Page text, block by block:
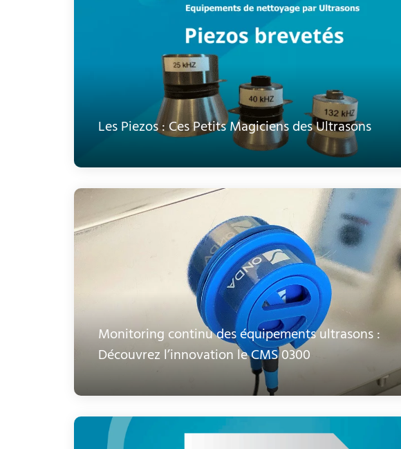
Les Piezos : Ces Petits Magiciens des Ultrasons
Monitoring continu des équipements ultrasons :
Découvrez l’innovation le CMS 0300